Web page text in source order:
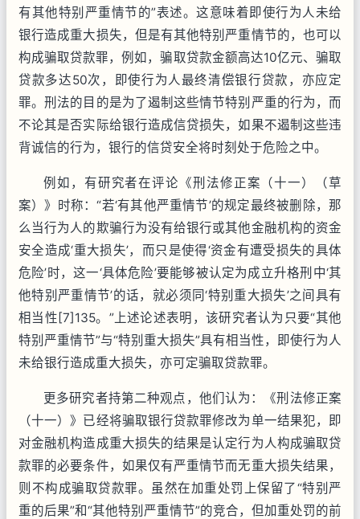
有其他特别严重情节的”表述。这意味着即使行为人未给
银行造成重大损失，但是有其他特别严重情节的，也可以
构成骗取贷款罪，例如，骗取贷款金额高达10亿元、骗取
贷款多达50次，即使行为人最终清偿银行贷款，亦应定
罪。刑法的目的是为了遏制这些情节特别严重的行为，而
不论其是否实际给银行造成信贷损失，如果不遏制这些违
背诚信的行为，银行的信贷安全将时刻处于危险之中。
例如，有研究者在评论《刑法修正案（十一）（草
案）》时称：“若‘有其他严重情节’的规定最终被删除，那
么当行为人的欺骗行为没有给银行或其他金融机构的资金
安全造成‘重大损失’，而只是使得‘资金有遭受损失的具体
危险’时，这一‘具体危险’要能够被认定为成立升格刑中‘其
他特别严重情节’的话，就必须同‘特别重大损失’之间具有
相当性[7]135。”上述论述表明，该研究者认为只要“其他
特别严重情节”与“特别重大损失”具有相当性，即使行为人
未给银行造成重大损失，亦可定骗取贷款罪。
更多研究者持第二种观点，他们认为：《刑法修正案
（十一）》已经将骗取银行贷款罪修改为单一结果犯，即
对金融机构造成重大损失的结果是认定行为人构成骗取贷
款罪的必要条件，如果仅有严重情节而无重大损失结果，
则不构成骗取贷款罪。虽然在加重处罚上保留了“特别严
重的后果”和“其他特别严重情节”的竞合，但加重处罚的前